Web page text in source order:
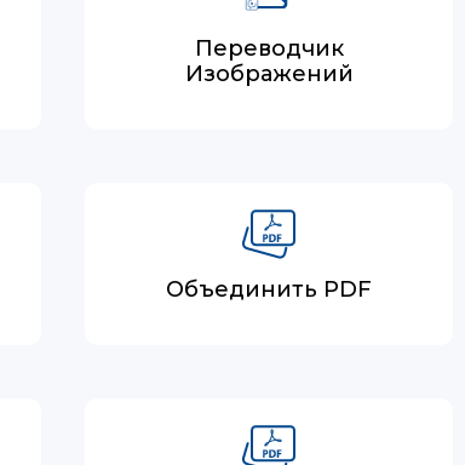
Переводчик
Изображений
Объединить PDF